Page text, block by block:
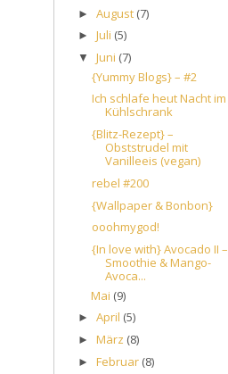
► August (7)
► Juli (5)
▼ Juni (7)
{Yummy Blogs} – #2
Ich schlafe heut Nacht im
Kühlschrank
{Blitz-Rezept} –
Obststrudel mit
Vanilleeis (vegan)
rebel #200
{Wallpaper & Bonbon}
ooohmygod!
{In love with} Avocado II –
Smoothie & Mango-
Avoca...
Mai (9)
► April (5)
► März (8)
► Februar (8)